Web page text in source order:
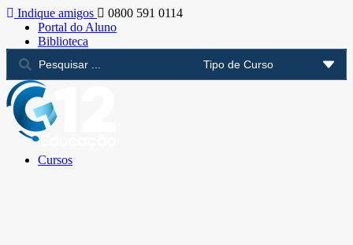
Indique amigos
0800 591 0114
Portal do Aluno
Biblioteca
Cursos